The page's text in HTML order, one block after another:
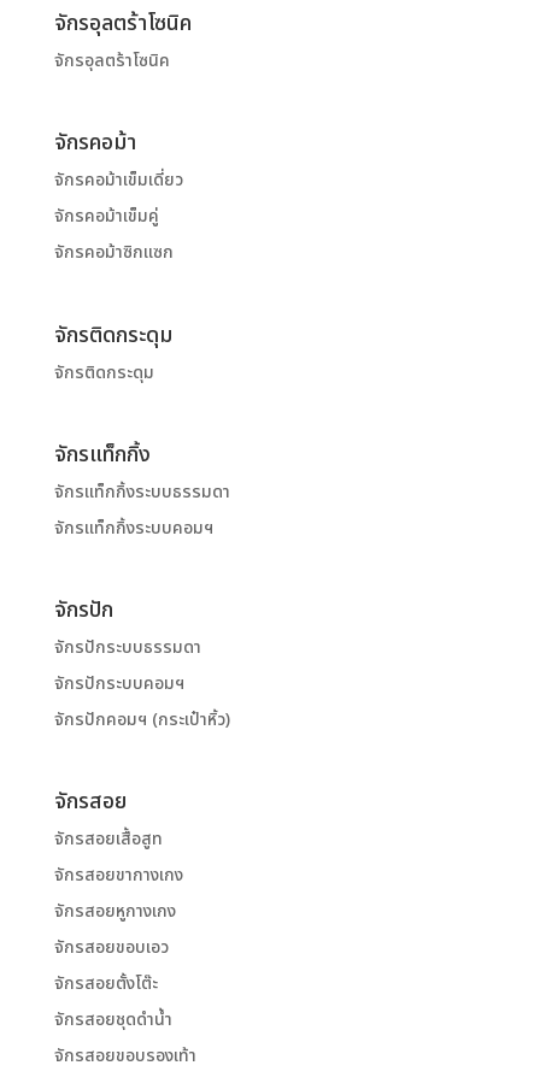
จักรอุลตร้าโซนิค
จักรอุลตร้าโซนิค
จักรคอม้า
จักรคอม้าเข็มเดี่ยว
จักรคอม้าเข็มคู่
จักรคอม้าซิกแซก
จักรติดกระดุม
จักรติดกระดุม
จักรแท็กกิ้ง
จักรแท็กกิ้งระบบธรรมดา
จักรแท็กกิ้งระบบคอมฯ
จักรปัก
จักรปักระบบธรรมดา
จักรปักระบบคอมฯ
จักรปักคอมฯ (กระเป๋าหิ้ว)
จักรสอย
จักรสอยเสื้อสูท
จักรสอยขากางเกง
จักรสอยหูกางเกง
จักรสอยขอบเอว
จักรสอยตั้งโต๊ะ
จักรสอยชุดดำน้ำ
จักรสอยขอบรองเท้า